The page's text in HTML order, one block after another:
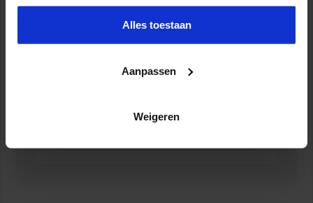
Alles toestaan
Aanpassen
Weigeren
Programmamanagement